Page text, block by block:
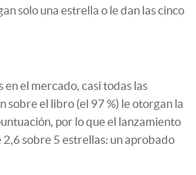
solo una estrella o le dan las cinco
en el mercado, casi todas las
sobre el libro (el 97 %) le otorgan la
por lo que el lanzamiento
sobre 5 estrellas: un aprobado